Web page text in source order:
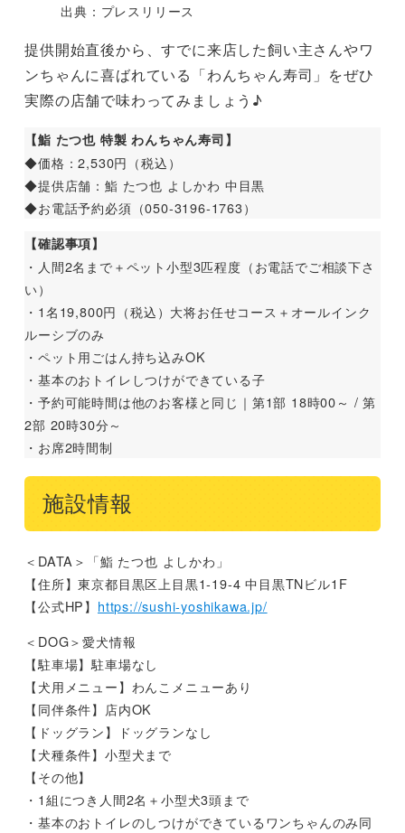
出典：プレスリリース
提供開始直後から、すでに来店した飼い主さんやワ
ンちゃんに喜ばれている「わんちゃん寿司」をぜひ
実際の店舗で味わってみましょう♪
【鮨 たつ也 特製 わんちゃん寿司】
◆価格：2,530円（税込）
◆提供店舗：鮨 たつ也 よしかわ 中目黒
◆お電話予約必須（050-3196-1763）
【確認事項】
・人間2名まで＋ペット小型3匹程度（お電話でご相談下さ
い）
・1名19,800円（税込）大将お任せコース＋オールインク
ルーシブのみ
・ペット用ごはん持ち込みOK
・基本のおトイレしつけができている子
・予約可能時間は他のお客様と同じ｜第1部 18時00～ / 第
2部 20時30分～
・お席2時間制
施設情報
＜DATA＞「鮨 たつ也 よしかわ」
【住所】東京都目黒区上目黒1-19-4 中目黒TNビル1F
【公式HP】 https://sushi-yoshikawa.jp/
＜DOG＞愛犬情報
【駐車場】駐車場なし
【犬用メニュー】わんこメニューあり
【同伴条件】店内OK
【ドッグラン】ドッグランなし
【犬種条件】小型犬まで
【その他】
・1組につき人間2名＋小型犬3頭まで
・基本のおトイレのしつけができているワンちゃんのみ同